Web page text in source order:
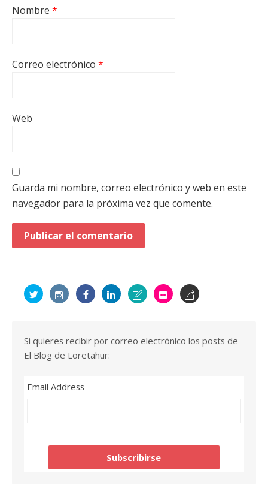
Nombre *
Correo electrónico *
Web
Guarda mi nombre, correo electrónico y web en este
navegador para la próxima vez que comente.
Si quieres recibir por correo electrónico los posts de
El Blog de Loretahur:
Email Address